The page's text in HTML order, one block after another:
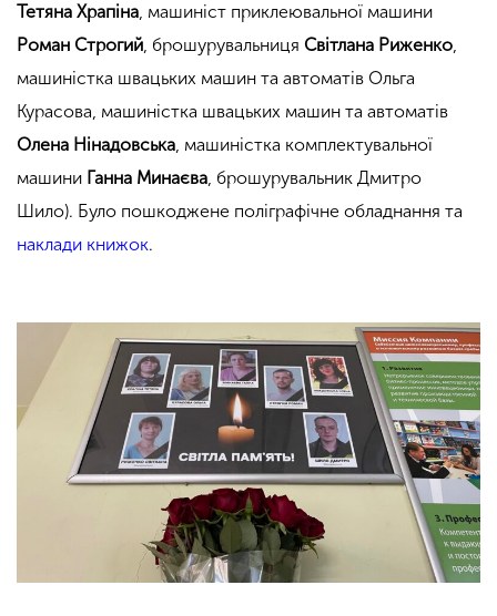
Тетяна Храпіна, машиніст приклеювальної машини
Роман Строгий, брошурувальниця Світлана Риженко,
машиністка швацьких машин та автоматів Ольга
Курасова, машиністка швацьких машин та автоматів
Олена Нінадовська, машиністка комплектувальної
машини Ганна Минаєва, брошурувальник Дмитро
Шило). Було пошкоджене поліграфічне обладнання та
наклади книжок.